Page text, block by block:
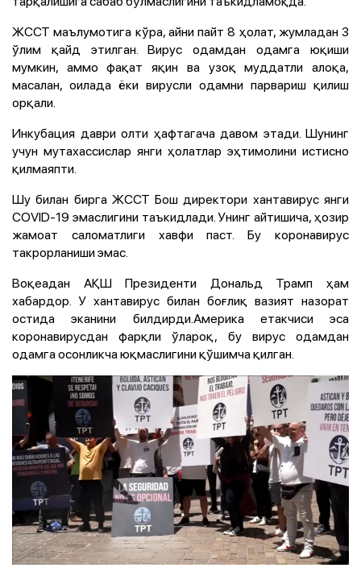
ЖССТ маълумотига кўра, айни пайт 8 ҳолат, жумладан 3
ўлим қайд этилган. Вирус одамдан одамга юқиши
мумкин, аммо фақат яқин ва узоқ муддатли алоқа,
масалан, оилада ёки вирусли одамни парвариш қилиш
орқали.
Инкубация даври олти ҳафтагача давом этади. Шунинг
учун мутахассислар янги ҳолатлар эҳтимолини истисно
қилмаяпти.
Шу билан бирга ЖССТ Бош директори хантавирус янги
CОVID-19 эмаслигини таъкидлади. Унинг айтишича, ҳозир
жамоат саломатлиги хавфи паст. Бу коронавирус
такрорланиши эмас.
Воқеадан АҚШ Президенти Дональд Трамп ҳам
хабардор. У хантавирус билан боғлиқ вазият назорат
остида эканини билдирди.Америка етакчиси эса
коронавирусдан фарқли ўлароқ, бу вирус одамдан
одамга осонликча юқмаслигини қўшимча қилган.